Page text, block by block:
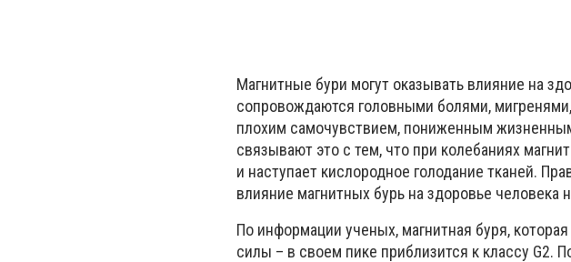
Магнитные бури могут оказывать влияние на
сопровождаются головными болями,
плохим самочувствием, пониженным
связывают это с тем, что при колебаниях
и наступает кислородное голодание тканей.
влияние магнитных бурь на здоровье человека
По информации ученых, магнитная буря,
силы – в своем пике приблизится к классу G2.